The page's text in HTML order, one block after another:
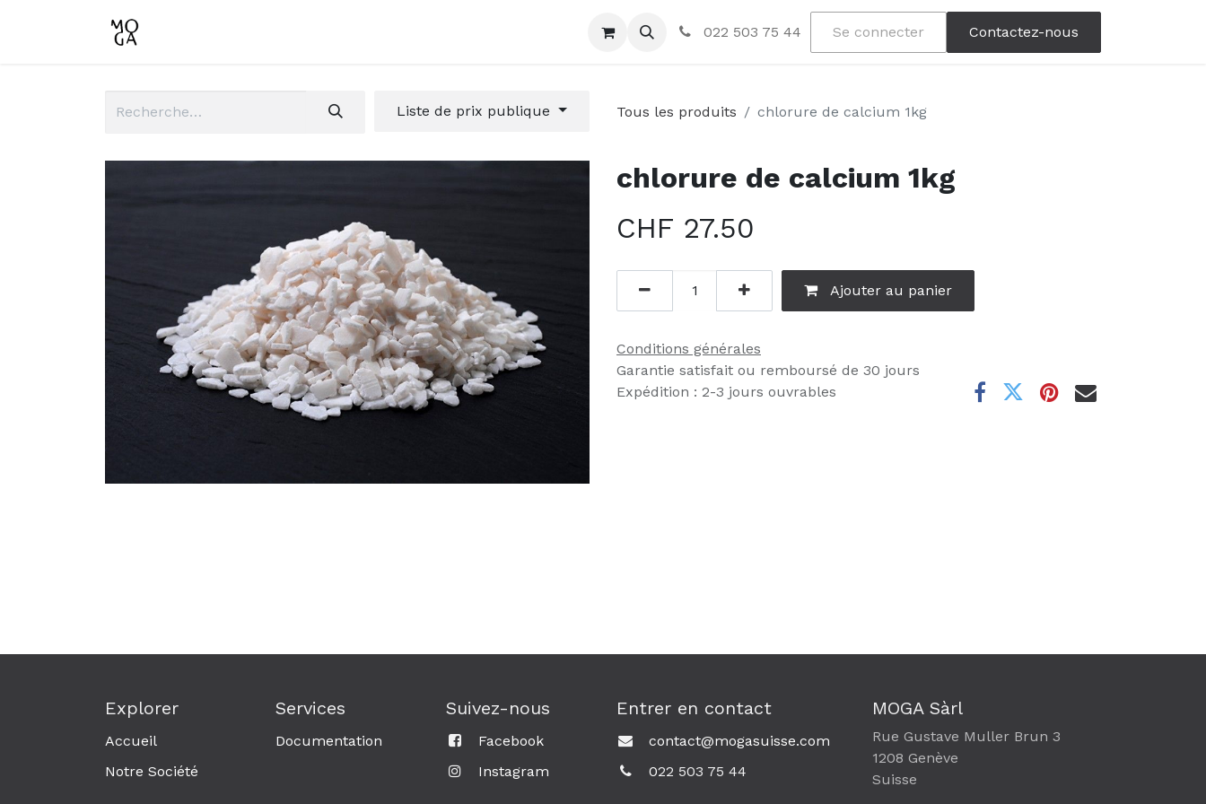
022 503 75 44 Se connecter Contactez-nous
Liste de prix publique Tous les produits chlorure de calcium 1kg
chlorure de calcium 1kg
CHF 27.50
Ajouter au panier
Conditions générales
Garantie satisfait ou remboursé de 30 jours
Expédition : 2-3 jours ouvrables
Explorer
Accueil
Notre Société
Services
Documentation
Suivez-nous
Facebook
Instagram
Entrer en contact
contact@mogasuisse.com​
022 503 75 44
MOGA Sàrl
Rue Gustave Muller Brun 3
1208 Genève
Suisse